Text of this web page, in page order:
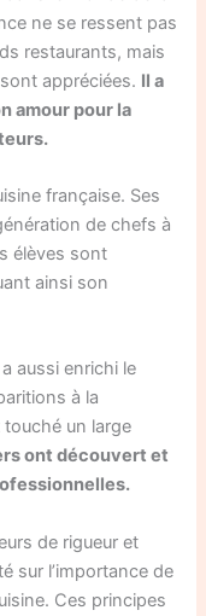
ne se ressent pas
restaurants, mais
appréciées. Il a
amour pour la
française. Ses
de chefs à
élèves sont
ainsi son
aussi enrichi le
à la
un large
ont découvert et
de rigueur et
sur l’importance de
Ces principes